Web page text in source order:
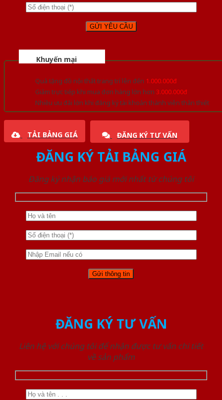
Khuyến mại
Quà tặng đồ nội thất trang trí lên đến 1.000.000đ
Giảm trực tiếp khi mua đơn hàng lớn hơn 3.000.000đ
Nhiều ưu đãi lớn khi đăng ký tài khoản thành viên thân thiết
TẢI BẢNG GIÁ ĐĂNG KÝ TƯ VẤN
ĐĂNG KÝ TẢI BẢNG GIÁ
Đăng ký nhận báo giá mới nhất từ chúng tôi
ĐĂNG KÝ TƯ VẤN
Liên hệ với chúng tôi để nhận được tư vấn chi tiết
về sản phẩm